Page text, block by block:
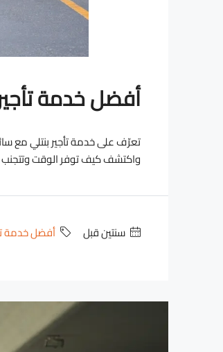
أفضل خدمة
تعرّف على خدمة تأجير بنتلي مع
واكتشف كيف توفر الوقت وتتجنب
‏سنتين قبل أفضل خدمة